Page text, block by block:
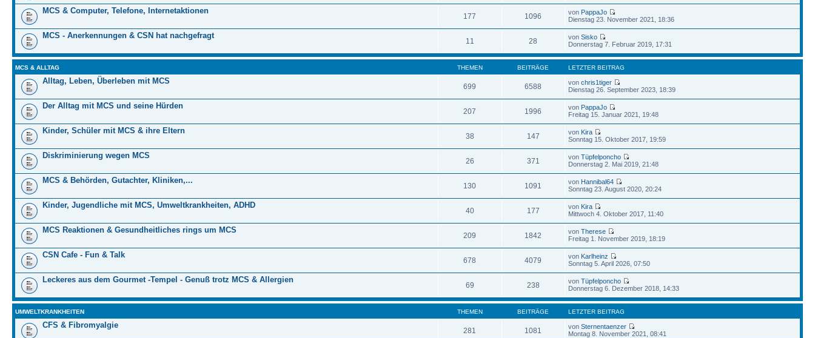
MCS & Computer, Telefone, Internetaktionen
177 1096 von PappaJo
Dienstag 23. November 2021, 18:36
MCS - Anerkennungen & CSN hat nachgefragt
11 28 vonSisko
Donnerstag 7. Februar 2019, 17:31
MCS & ALLTAG THEMEN BEITRÄGE LETZTER BEITRAG
Alltag, Leben, Überleben mit MCS
699 6588 vonchris1tiger
Dienstag 26. September 2023, 18:39
Der Alltag mit MCS und seine Hürden
207 1996 von PappaJo
Freitag 15. Januar 2021, 19:48
Kinder, Schüler mit MCS & ihre Eltern
38 147 von Kira
Sonntag 15. Oktober 2017, 19:59
Diskriminierung wegen MCS
26 371 vonTüpfelponcho
Donnerstag 2. Mai 2019, 21:48
MCS & Behörden, Gutachter, Kliniken,...
130 1091 von Hannibal64
Sonntag 23. August 2020, 20:24
Kinder, Jugendliche mit MCS, Umweltkrankheiten, ADHD
40 177 von Kira
Mittwoch 4. Oktober 2017, 11:40
MCS Reaktionen & Gesundheitliches rings um MCS
209 1842 vonTherese
Freitag 1. November 2019, 18:19
CSN Cafe - Fun & Talk
678 4079 von Karlheinz
Sonntag 5. April 2026, 07:50
Leckeres aus dem Gourmet -Tempel - Genuß trotz MCS & Allergien
69 238 vonTüpfelponcho
Donnerstag 6. Dezember 2018, 14:33
UMWELTKRANKHEITEN THEMEN BEITRÄGE LETZTER BEITRAG
CFS & Fibromyalgie
281 1081 vonSternentaenzer
Montag 8. November 2021, 08:41